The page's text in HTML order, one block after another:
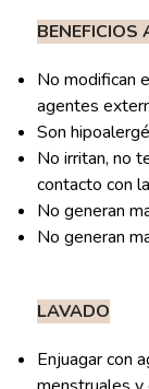
BENEFICIOS
No modifican
agentes
Son
No irritan, no
contacto con
No generan
No generan
LAVADO
Enjuagar con